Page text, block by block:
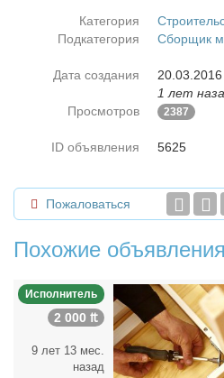
Категория
Подкатегория
Сборщик
Дата создания
20.03.2016
1 лет
Просмотров
2387
ID объявления 5625
Пожаловаться
Похожие объявления
Исполнитель
2 000 ₶
9 лет 13 мес.
назад